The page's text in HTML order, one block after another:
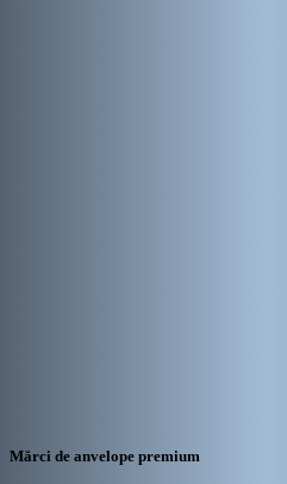
Mărci de anvelope premium